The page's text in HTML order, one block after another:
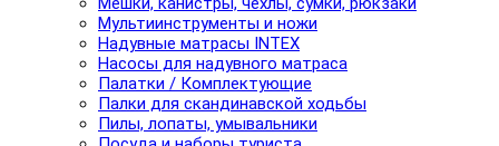
Мультиинструменты и ножи
Надувные матрасы INTEX
Насосы для надувного матраса
Палатки / Комплектующие
Палки для скандинавской ходьбы
Пилы, лопаты, умывальники